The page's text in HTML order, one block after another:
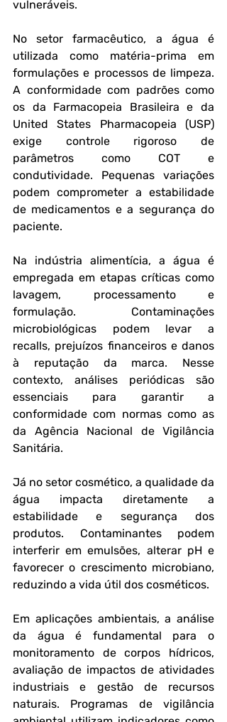
vulneráveis.
No setor farmacêutico, a água é
utilizada como matéria-prima em
formulações e processos de limpeza.
A conformidade com padrões como
os da Farmacopeia Brasileira e da
United States Pharmacopeia (USP)
exige controle rigoroso de
parâmetros como COT e
condutividade. Pequenas variações
podem comprometer a estabilidade
de medicamentos e a segurança do
paciente.
Na indústria alimentícia, a água é
empregada em etapas críticas como
lavagem, processamento e
formulação. Contaminações
microbiológicas podem levar a
recalls, prejuízos financeiros e danos
à reputação da marca. Nesse
contexto, análises periódicas são
essenciais para garantir a
conformidade com normas como as
da Agência Nacional de Vigilância
Sanitária.
Já no setor cosmético, a qualidade da
água impacta diretamente a
estabilidade e segurança dos
produtos. Contaminantes podem
interferir em emulsões, alterar pH e
favorecer o crescimento microbiano,
reduzindo a vida útil dos cosméticos.
Em aplicações ambientais, a análise
da água é fundamental para o
monitoramento de corpos hídricos,
avaliação de impactos de atividades
industriais e gestão de recursos
naturais. Programas de vigilância